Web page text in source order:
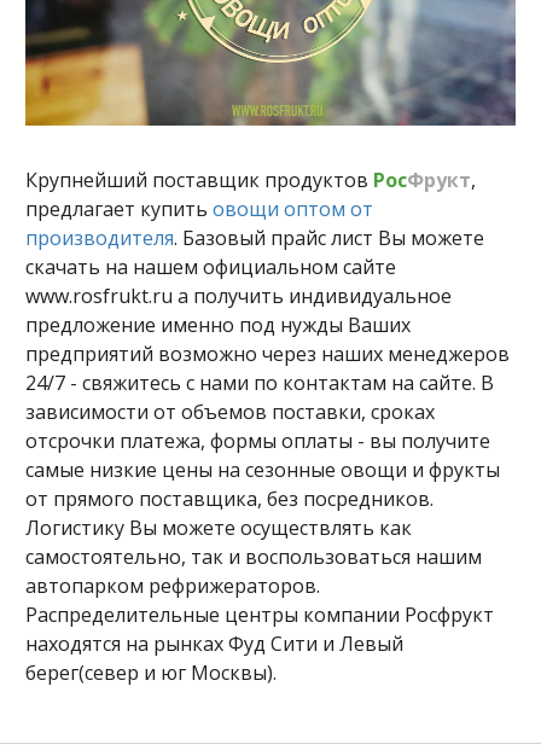
Крупнейший поставщик продуктов РосФрукт,
предлагает купить овощи оптом от
производителя. Базовый прайс лист Вы можете
скачать на нашем официальном сайте
www.rosfrukt.ru а получить индивидуальное
предложение именно под нужды Ваших
предприятий возможно через наших менеджеров
24/7 - свяжитесь с нами по контактам на сайте. В
зависимости от объемов поставки, сроках
отсрочки платежа, формы оплаты - вы получите
самые низкие цены на сезонные овощи и фрукты
от прямого поставщика, без посредников.
Логистику Вы можете осуществлять как
самостоятельно, так и воспользоваться нашим
автопарком рефрижераторов.
Распределительные центры компании Росфрукт
находятся на рынках Фуд Сити и Левый
берег(север и юг Москвы).